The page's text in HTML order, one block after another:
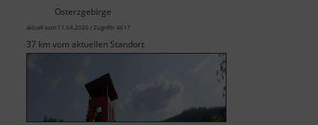
Osterzgebirge
aktuell vom 11.04.2026 / Zugriffe: 4617
37 km vom aktuellen Standort